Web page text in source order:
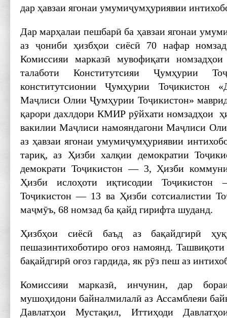
дар ҳавзаи ягонаи умумиҷумҳуриявии
Дар марҳалаи пешбарӣ ба ҳавзаи ягонаи
аз ҷониби ҳизбҳои сиёсӣ 70 нафар
Комиссияи марказӣ мувофиқати
талаботи Конститутсияи Ҷумҳурии
конститутсионии Ҷумҳурии Тоҷикистон
Маҷлиси Олии Ҷумҳурии Тоҷикистон»
қарори дахлдори КМИР рӯйхати номзадҳои
вакилии Маҷлиси намояндагони Маҷлиси
аз ҳавзаи ягонаи умумиҷумҳуриявии
тариқ, аз Ҳизби халқии демократии
демократи Тоҷикистон — 3, Ҳизби
Ҳизби ислоҳоти иқтисодии
Тоҷикистон — 13 ва Ҳизби сотсиалистии
маҷмӯъ, 68 номзад ба қайд гирифта шуданд.
Ҳизбҳои сиёсӣ баъд аз бақайдгирӣ
пешазинтихоботиро оғоз намоянд.
бақайдгирӣ оғоз гардида, як рӯз пеш аз
Комиссияи марказӣ, инчунин, дар
мушоҳидони байналмилалӣ аз Ассамблеяи
Давлатҳои Мустақил, Иттиҳоди